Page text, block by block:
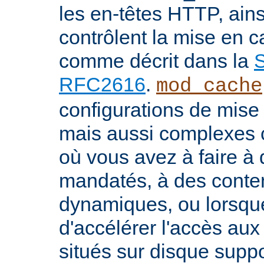
les en-têtes HTTP,
contrôlent la mise en
comme décrit dans la
RFC2616. mod_cache
configurations de
mais aussi complexes
où vous avez à faire à
mandatés, à des
dynamiques, ou
d'accélérer l'accès
situés sur disque